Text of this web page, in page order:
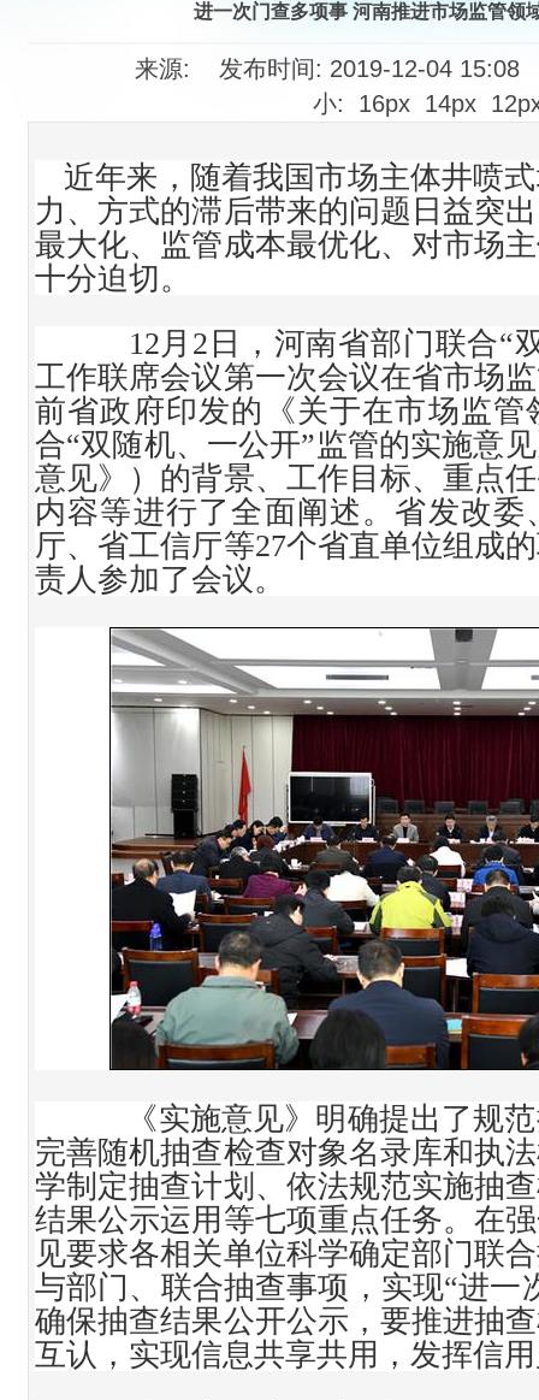
进一次门查多项事 河南推进市场监管领
来源: 发布时间: 2019-12-04
小: 16px 14px
近年来，随着我国市场主体井喷
力、方式的滞后带来的问题日益突
最大化、监管成本最优化、对市场
十分迫切。
12月2日，河南省部门联合“
工作联席会议第一次会议在省市场
前省政府印发的《关于在市场监管
合“双随机、一公开”监管的实施意
意见》）的背景、工作目标、重点
内容等进行了全面阐述。省发改
厅、省工信厅等27个省直单位组成
责人参加了会议。
《实施意见》明确提出了规范
完善随机抽查检查对象名录库和执
学制定抽查计划、依法规范实施抽
结果公示运用等七项重点任务。在
见要求各相关单位科学确定部门联
与部门、联合抽查事项，实现“进一
确保抽查结果公开公示，要推进抽
互认，实现信息共享共用，发挥信